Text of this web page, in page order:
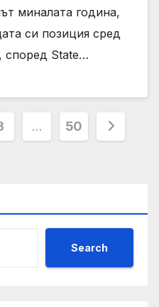
миналата година,
си позиция сред
според State…
… 50
Search